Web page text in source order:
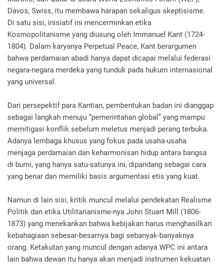
Davos, Swiss, itu membawa harapan sekaligus skeptisisme.
Di satu sisi, inisiatif ini mencerminkan etika
Kosmopolitanisme yang diusung oleh Immanuel Kant (1724-
1804). Dalam karyanya Perpetual Peace, Kant berargumen
bahwa perdamaian abadi hanya dapat dicapai melalui federasi
negara-negara merdeka yang tunduk pada hukum internasional
yang universal.
Dari persepektif para Kantian, pembentukan badan ini dianggap
sebagai langkah menuju “pemerintahan global” yang mampu
memitigasi konflik sebelum meletus menjadi perang terbuka.
Adanya lembaga khusus yang fokus pada usaha-usaha
menjaga perdamaian dan keharmonisan hidup antara bangsa
di bumi, yang hanya satu-satunya ini, dipandang sebagai cara
yang benar dan memiliki basis argumentasi etis yang kuat.
Namun di lain sisi, kritik muncul melalui pendekatan Realisme
Politik dan etika Utilitarianisme-nya John Stuart Mill (1806-
1873) yang menekankan bahwa kebijakan harus menghasilkan
kebahagiaan sebesar-besarnya bagi sebanyak-banyaknya
orang. Ketakutan yang muncul dengan adanya WPC ini antara
lain bahwa dewan itu hanya akan menjadi instrumen kekuatan